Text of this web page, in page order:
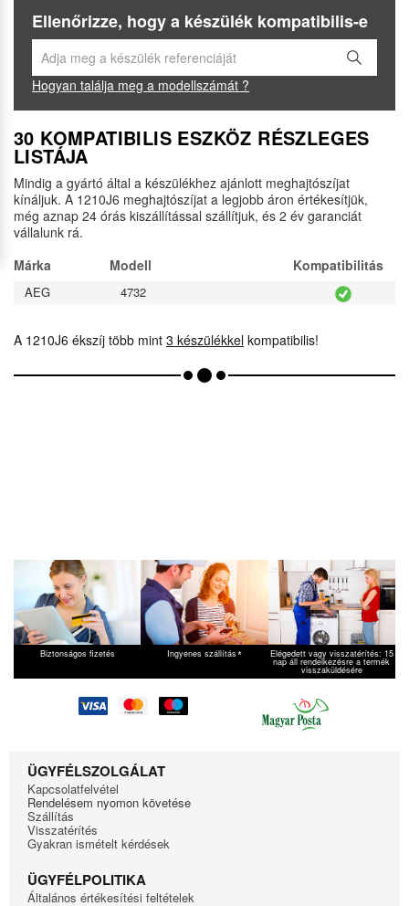
Ellenőrizze, hogy a készülék kompatibilis-e
Hogyan találja meg a modellszámát ?
30 KOMPATIBILIS ESZKÖZ RÉSZLEGES
LISTÁJA
Mindig a gyártó által a készülékhez ajánlott meghajtószíjat
kínáljuk. A 1210J6 meghajtószíjat a legjobb áron értékesítjük,
még aznap 24 órás kiszállítással szállítjuk, és 2 év garanciát
vállalunk rá.
Márka
Modell Kompatibilitás
AEG 4732
A 1210J6 ékszíj több mint 3 készülékkel kompatibilis!
Biztonságos fizetés Ingyenes szállítás* Elégedett vagy visszatérítés: 15
nap áll rendelkezésre a termék
visszaküldésére
ÜGYFÉLSZOLGÁLAT
Kapcsolatfelvétel
Rendelésem nyomon követése
Szállítás
Visszatérítés
Gyakran ismételt kérdések
ÜGYFÉLPOLITIKA
Általános értékesítési feltételek